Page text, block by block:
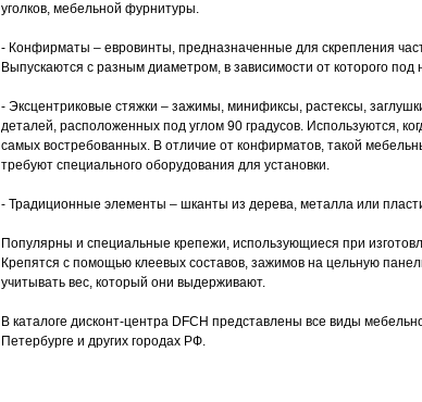
уголков, мебельной фурнитуры.
- Конфирматы – евровинты, предназначенные для скрепления
Выпускаются с разным диаметром, в зависимости от которого под
- Эксцентриковые стяжки – зажимы, минификсы, растексы,
деталей, расположенных под углом 90 градусов. Используются,
самых востребованных. В отличие от конфирматов, такой
требуют специального оборудования для установки.
- Традиционные элементы – шканты из дерева, металла или
Популярны и специальные крепежи, использующиеся при
Крепятся с помощью клеевых составов, зажимов на цельную
учитывать вес, который они выдерживают.
В каталоге дисконт-центра DFCH представлены все виды
Петербурге и других городах РФ.